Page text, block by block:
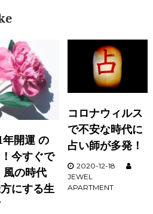
年開運 の
今すぐで
風の時代
にする生
コロナウィルス
で不安な時代に
占い師が多発！
2020-12-18
JEWEL
APARTMENT